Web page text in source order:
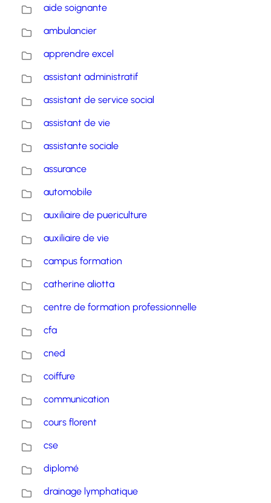
aide soignante
ambulancier
apprendre excel
assistant administratif
assistant de service social
assistant de vie
assistante sociale
assurance
automobile
auxiliaire de puericulture
auxiliaire de vie
campus formation
catherine aliotta
centre de formation professionnelle
cfa
cned
coiffure
communication
cours florent
cse
diplomé
drainage lymphatique